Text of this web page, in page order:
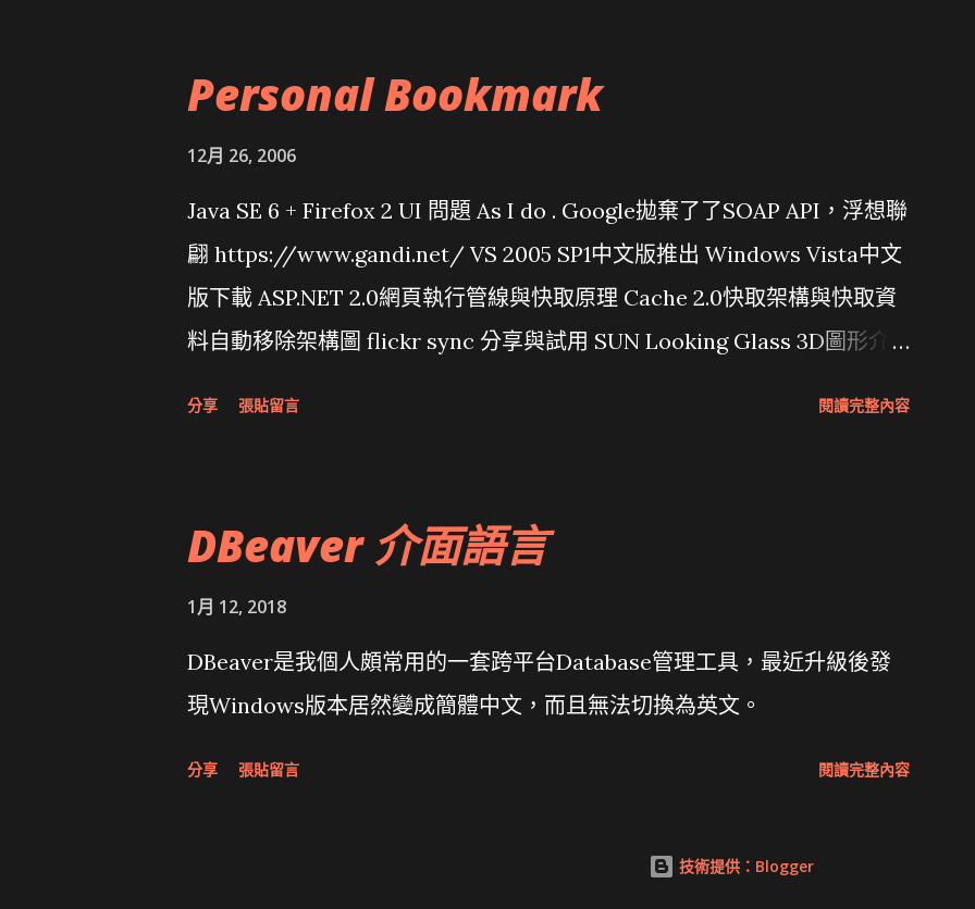
Personal Bookmark
12月 26, 2006
Java SE 6 + Firefox 2 UI 問題 As I do . Google拋棄了了SOAP API，浮想聯
翩 https://www.gandi.net/ VS 2005 SP1中文版推出 Windows Vista中文
版下載 ASP.NET 2.0網頁執行管線與快取原理 Cache 2.0快取架構與快取資
料自動移除架構圖 flickr sync 分享與試用 SUN Looking Glass 3D圖形介
分享 張貼留言 閱讀完整內容
DBeaver 介面語言
1月 12, 2018
DBeaver是我個人頗常用的一套跨平台Database管理工具，最近升級後發
現Windows版本居然變成簡體中文，而且無法切換為英文。
分享 張貼留言 閱讀完整內容
技術提供：Blogger